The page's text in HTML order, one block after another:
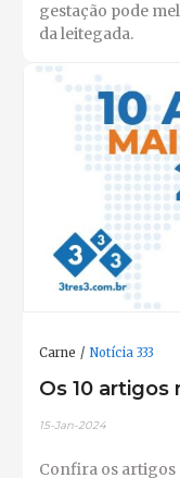
gestação pode
da leitegada. ​
Carne Notícia 333
Os 10 artigos
15-Jan-2024
Confira os artigos